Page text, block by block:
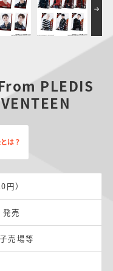
サンリオキャラクタ
ーズ
キャラデコ
PLEDIS
は？
）
売
売場等